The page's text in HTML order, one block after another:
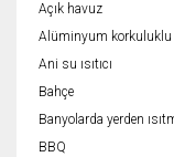
Açık havuz
Alüminyum korkuluklu
Ani su ısıtıcı
Bahçe
Banyolarda yerden
BBQ